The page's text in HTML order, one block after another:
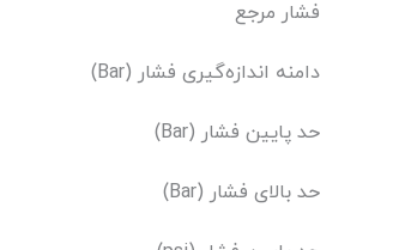
فشار مرجع
دامنه اندازه‌گیری فشار (Bar)
حد پایین فشار (Bar)
حد بالای فشار (Bar)